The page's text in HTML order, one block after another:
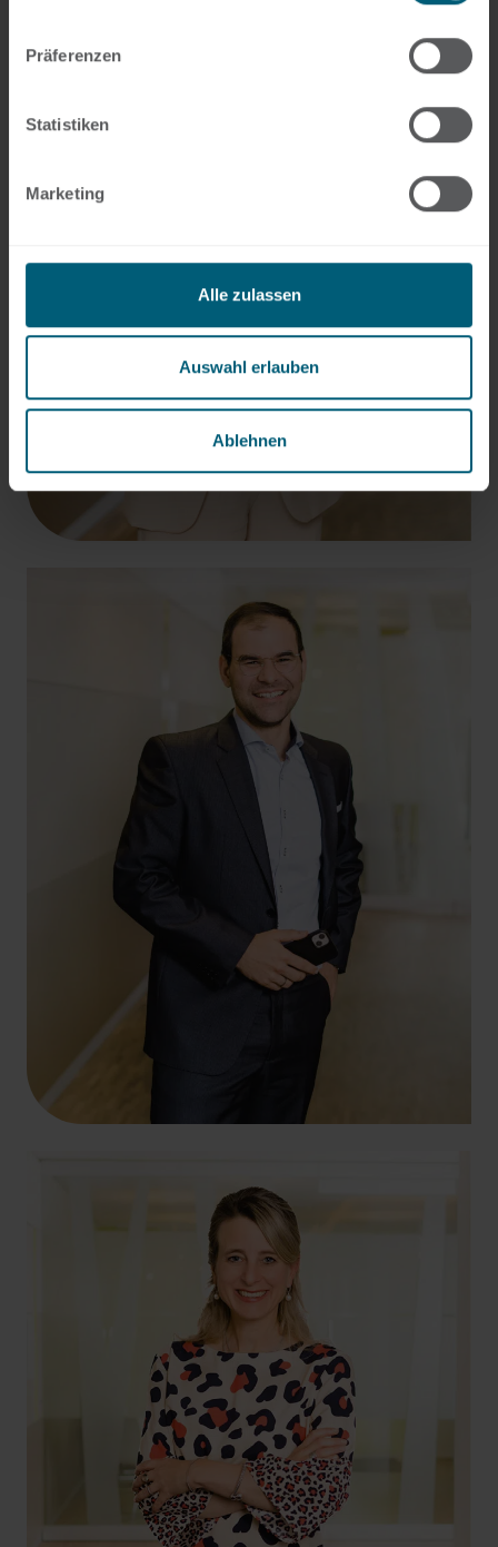
Präferenzen
Statistiken
Marketing
Alle zulassen
Auswahl erlauben
Ablehnen
+49 261 4066-122
tatjana.crecelius@hlb-ddp.de
+49 261 4066-263
marco.dietz@hlb-ddp.de
+49 2602 9227-0
grapatin@kdk-wpg.eu